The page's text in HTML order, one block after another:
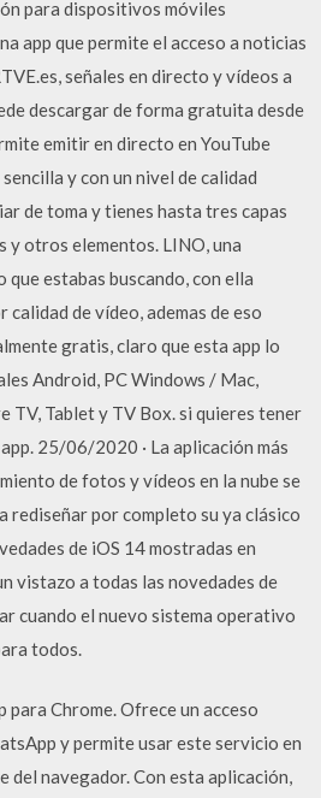
para dispositivos móviles
app que permite el acceso a noticias
señales en directo y vídeos a
descargar de forma gratuita desde
emitir en directo en YouTube
y con un nivel de calidad
de toma y tienes hasta tres capas
otros elementos. LINO, una
estabas buscando, con ella
de vídeo, ademas de eso
gratis, claro que esta app lo
Android, PC Windows / Mac,
TV, Tablet y TV Box. si quieres tener
25/06/2020 · La aplicación más
de fotos y vídeos en la nube se
rediseñar por completo su ya clásico
de iOS 14 mostradas en
vistazo a todas las novedades de
cuando el nuevo sistema operativo
todos.
para Chrome. Ofrece un acceso
y permite usar este servicio en
del navegador. Con esta aplicación,